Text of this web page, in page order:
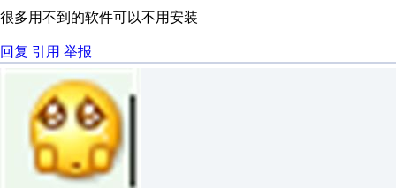
很多用不到的软件可以不用安装
回复 引用 举报